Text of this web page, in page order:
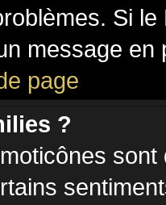
Si
message
page
?